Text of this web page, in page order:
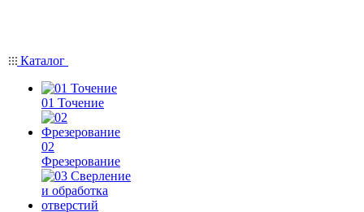
Каталог
01 Точение
02
Фрезерование